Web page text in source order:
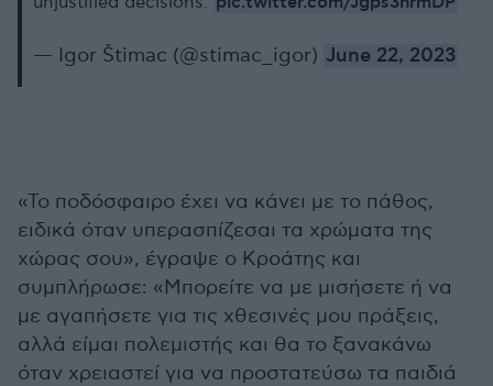
— Igor Štimac (@stimac_igor) June 22, 2023
«Το ποδόσφαιρο έχει να κάνει με το πάθος,
ειδικά όταν υπερασπίζεσαι τα χρώματα της
χώρας σου», έγραψε ο Κροάτης και
συμπλήρωσε: «Μπορείτε να με μισήσετε ή να
με αγαπήσετε για τις χθεσινές μου πράξεις,
αλλά είμαι πολεμιστής και θα το ξανακάνω
όταν χρειαστεί για να προστατεύσω τα παιδιά